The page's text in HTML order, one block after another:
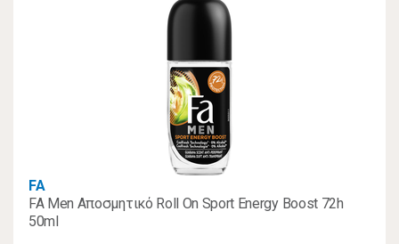
FA
FA Men Αποσμητικό Roll On Sport Energy Boost 72h
50ml